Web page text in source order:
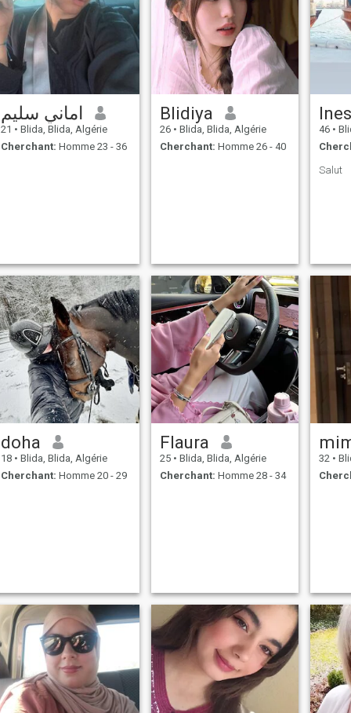
اماني سليم
21 • Blida, Blida, Algérie
Cherchant: Homme 23 - 36
Blidiya
26 • Blida, Blida, Algérie
Cherchant: Homme 26 - 40
Ines
46 •
Salut
doha
18 • Blida, Blida, Algérie
Cherchant: Homme 20 - 29
Flaura
25 • Blida, Blida, Algérie
Cherchant: Homme 28 - 34
32 •